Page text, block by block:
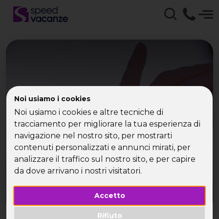
Noi usiamo i cookies
Noi usiamo i cookies e altre tecniche di
tracciamento per migliorare la tua esperienza di
navigazione nel nostro sito, per mostrarti
contenuti personalizzati e annunci mirati, per
analizzare il traffico sul nostro sito, e per capire
da dove arrivano i nostri visitatori.
Accetto
Rifiuto
Vengo anche io? No, tu
no!